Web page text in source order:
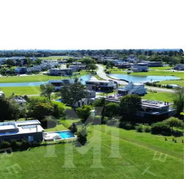
en el Gran Buenos Aires, a 20
por la autopista Buenos Aires La
con 130 hectáreas rodeadas de
parte de la famosa Estancia Abril
diseñada siguiendo las formas